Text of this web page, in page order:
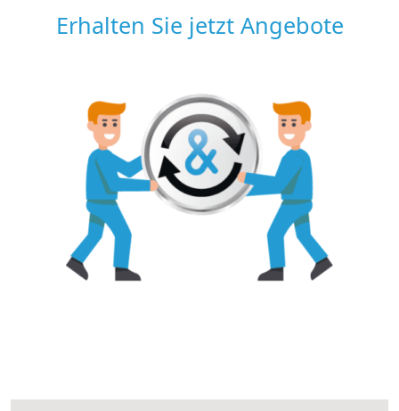
Erhalten Sie jetzt Angebote